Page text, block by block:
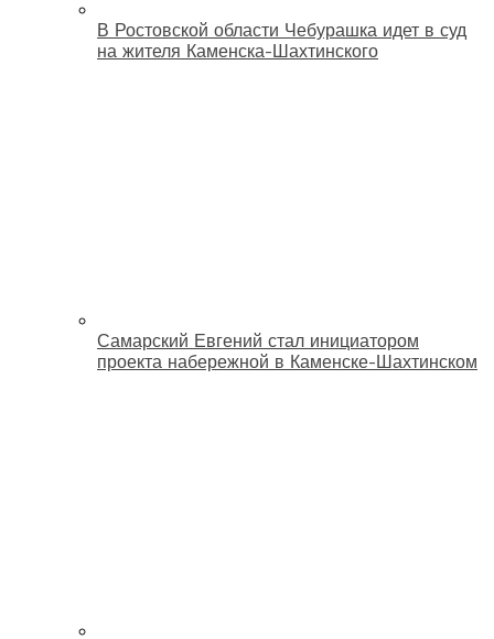
В Ростовской области Чебурашка идет в суд
на жителя Каменска-Шахтинского
Самарский Евгений стал инициатором
проекта набережной в Каменске-Шахтинском